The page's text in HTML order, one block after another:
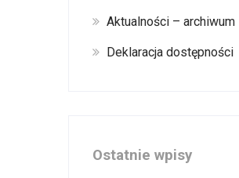
Aktualności – archiwum
Deklaracja dostępności
Ostatnie wpisy